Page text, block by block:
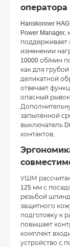
оператора
Hanskonner
Power
поддерживает
изменении
10000 об/мин
как для
деликатной
отвечает
опасный рывок
запылённой
выключатель
контактов.
УШМ
125 мм с
резьбой
защитного
подготовку к
повышает
комплект
устройство с